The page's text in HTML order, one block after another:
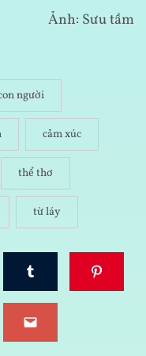
Ảnh: Sưu tầm
người
cảm xúc
thể thơ
từ láy